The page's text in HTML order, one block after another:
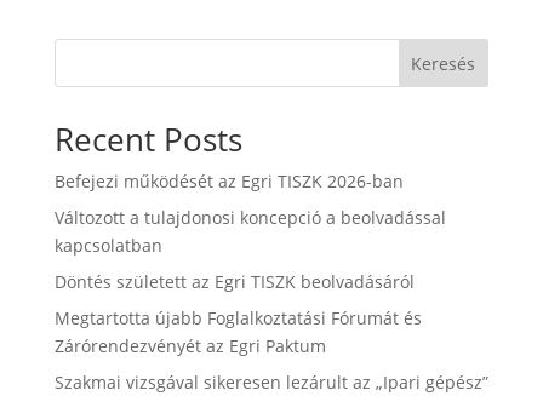
Keresés
Recent Posts
Befejezi működését az Egri TISZK 2026-ban
Változott a tulajdonosi koncepció a beolvadással
kapcsolatban
Döntés született az Egri TISZK beolvadásáról
Megtartotta újabb Foglalkoztatási Fórumát és
Zárórendezvényét az Egri Paktum
Szakmai vizsgával sikeresen lezárult az „Ipari gépész”